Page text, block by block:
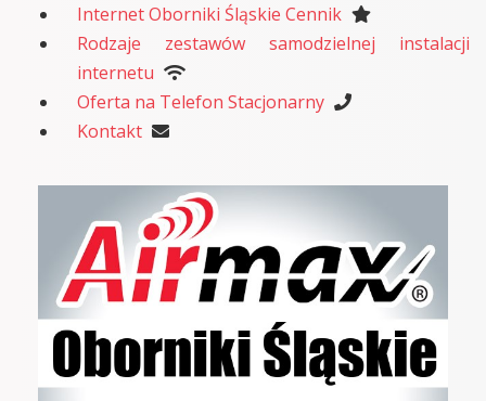
Internet Oborniki Śląskie Cennik
Rodzaje zestawów samodzielnej instalacji
internetu
Oferta na Telefon Stacjonarny
Kontakt